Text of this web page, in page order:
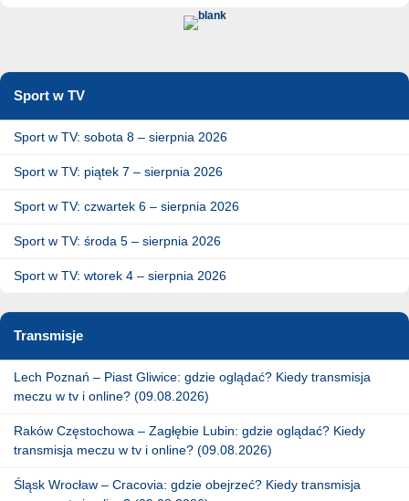
Sport w TV
Sport w TV: sobota 8 – sierpnia 2026
Sport w TV: piątek 7 – sierpnia 2026
Sport w TV: czwartek 6 – sierpnia 2026
Sport w TV: środa 5 – sierpnia 2026
Sport w TV: wtorek 4 – sierpnia 2026
Transmisje
Lech Poznań – Piast Gliwice: gdzie oglądać? Kiedy transmisja
meczu w tv i online? (09.08.2026)
Raków Częstochowa – Zagłębie Lubin: gdzie oglądać? Kiedy
transmisja meczu w tv i online? (09.08.2026)
Śląsk Wrocław – Cracovia: gdzie obejrzeć? Kiedy transmisja